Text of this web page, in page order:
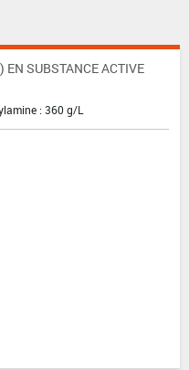
SUBSTANCE ACTIVE
: 360 g/L